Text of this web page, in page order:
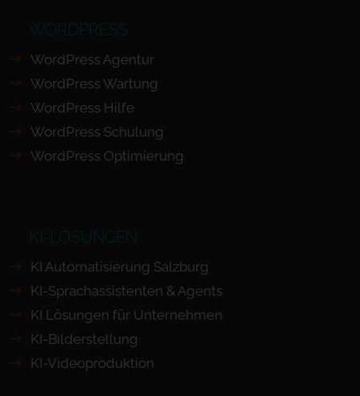
WORDPRESS
WordPress Agentur
WordPress Wartung
WordPress Hilfe
WordPress Schulung
WordPress Optimierung
KI-LÖSUNGEN
KI Automatisierung Salzburg
KI-Sprachassistenten & Agents
KI Lösungen für Unternehmen
KI-Bilderstellung
KI-Videoproduktion